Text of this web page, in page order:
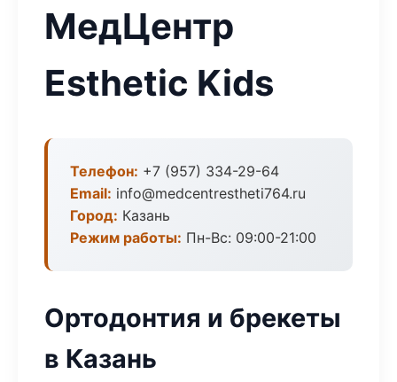
МедЦентр
Esthetic Kids
Телефон: +7 (957) 334-29-64
Email: info@medcentrestheti764.ru
Город: Казань
Режим работы: Пн-Вс: 09:00-21:00
Ортодонтия и брекеты
в Казань